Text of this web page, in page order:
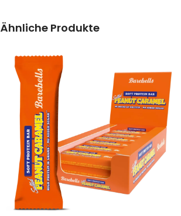
Ähnliche Produkte